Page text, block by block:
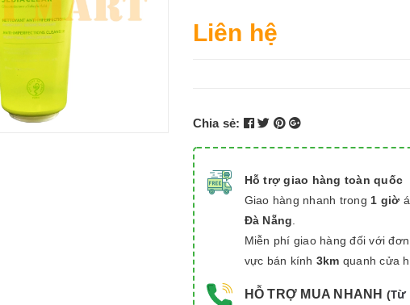
Liên hệ
Chia sẻ:
Hỗ trợ giao hàng toàn quốc
Giao hàng nhanh trong 1 giờ
Đà Nẵng
Miễn phí giao hàng đối với
vực bán kính 3km quanh cửa
HỖ TRỢ MUA NHANH (Từ